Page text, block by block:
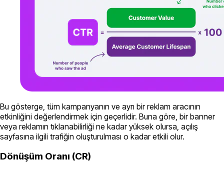
Bu gösterge, tüm kampanyanın ve ayrı bir reklam aracının
etkinliğini değerlendirmek için geçerlidir. Buna göre, bir banner
veya reklamın tıklanabilirliği ne kadar yüksek olursa, açılış
sayfasına ilgili trafiğin oluşturulması o kadar etkili olur.
Dönüşüm Oranı (CR)